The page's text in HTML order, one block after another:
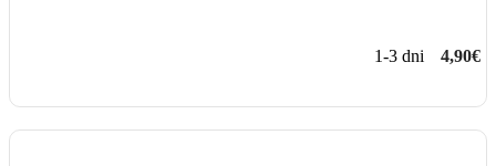
1-3 dni 4,90€